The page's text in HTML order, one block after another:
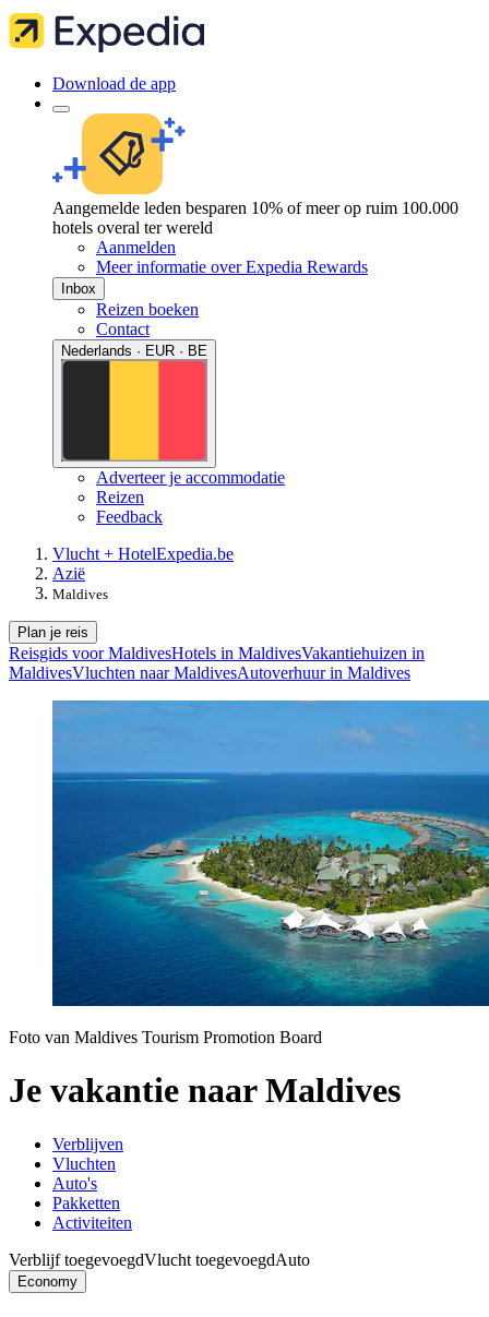
Download de app
Aangemelde leden besparen 10% of meer op ruim 100.000
hotels overal ter wereld
Aanmelden
Meer informatie over Expedia Rewards
Inbox
Reizen boeken
Contact
Nederlands · EUR · BE
Adverteer je accommodatie
Reizen
Feedback
Vlucht + HotelExpedia.be
Azië
Maldives
Plan je reis
Reisgids voor MaldivesHotels in MaldivesVakantiehuizen in
MaldivesVluchten naar MaldivesAutoverhuur in Maldives
Foto van Maldives Tourism Promotion Board
Je vakantie naar Maldives
Verblijven
Vluchten
Auto's
Pakketten
Activiteiten
Verblijf toegevoegdVlucht toegevoegdAuto
Economy